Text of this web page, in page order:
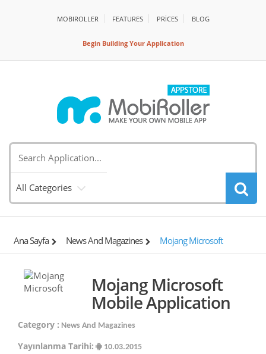
MOBIROLLER FEATURES PRİCES BLOG
Begin Building Your Application
All Categories
Ana Sayfa News And Magazines Mojang Microsoft
Mojang Microsoft
Mobile Application
Category : News And Magazines
Yayınlanma Tarihi: 10.03.2015